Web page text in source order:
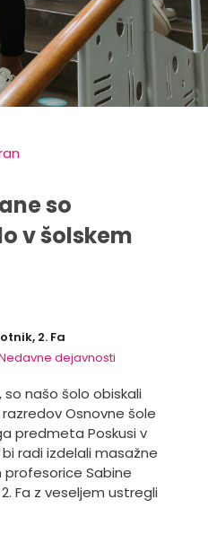
so
v šolskem
2. Fa
dejavnosti
so našo šolo obiskali
Osnovne šole
predmeta Poskusi v
radi izdelali masažne
Sabine
Fa z veseljem ustregli